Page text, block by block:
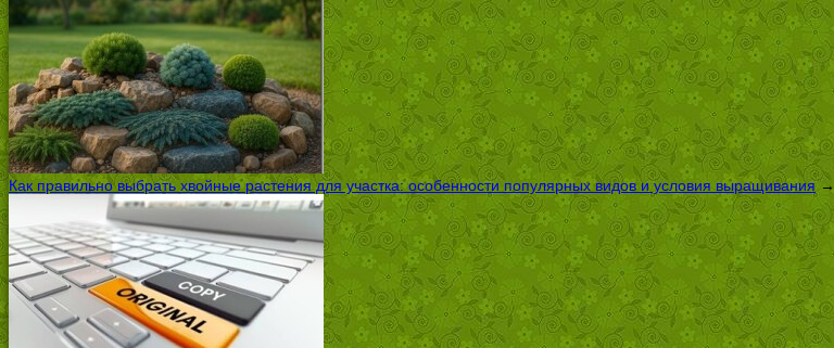
Как правильно выбрать хвойные растения для участка: особенности популярных видов и условия выращивания→